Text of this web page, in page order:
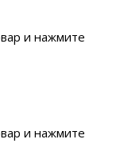
и нажмите
и нажмите